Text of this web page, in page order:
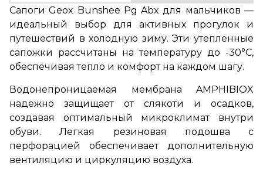
Сапоги Geox Bunshee Pg Abx для мальчиков —
идеальный выбор для активных прогулок и
путешествий в холодную зиму. Эти утепленные
сапожки рассчитаны на температуру до -30°C,
обеспечивая тепло и комфорт на каждом шагу.
Водонепроницаемая мембрана AMPHIBIOX
надежно защищает от слякоти и осадков,
создавая оптимальный микроклимат внутри
обуви. Легкая резиновая подошва с
перфорацией обеспечивает дополнительную
вентиляцию и циркуляцию воздуха.